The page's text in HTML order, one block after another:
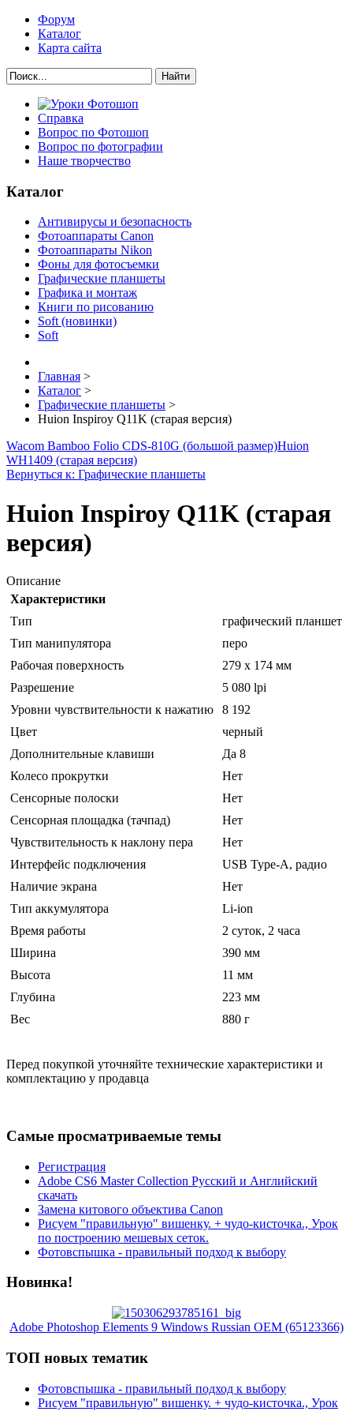
Форум
Каталог
Карта сайта
Найти
Справка
Вопрос по Фотошоп
Вопрос по фотографии
Наше творчество
Каталог
Антивирусы и безопасность
Фотоаппараты Canon
Фотоаппараты Nikon
Фоны для фотосъемки
Графические планшеты
Графика и монтаж
Книги по рисованию
Soft (новинки)
Soft
Главная >
Каталог >
Графические планшеты >
Huion Inspiroy Q11K (старая версия)
Wacom Bamboo Folio CDS-810G (большой размер)Huion
WH1409 (старая версия)
Вернуться к: Графические планшеты
Huion Inspiroy Q11K (старая
версия)
Описание
Характеристики
Тип
графический планшет
Тип манипулятора
перо
Рабочая поверхность
279 x 174 мм
Разрешение
5 080 lpi
Уровни чувствительности к нажатию
8 192
Цвет
черный
Дополнительные клавиши
Да 8
Колесо прокрутки
Нет
Сенсорные полоски
Нет
Сенсорная площадка (тачпад)
Нет
Чувствительность к наклону пера
Нет
Интерфейс подключения
USB Type-A, радио
Наличие экрана
Нет
Тип аккумулятора
Li-ion
Время работы
2 суток, 2 часа
Ширина
390 мм
Высота
11 мм
Глубина
223 мм
Вес
880 г
Перед покупкой уточняйте технические характеристики и
комплектацию у продавца
Самые просматриваемые темы
Регистрация
Adobe CS6 Master Collection Русский и Английский
скачать
Замена китового объектива Canon
Рисуем "правильную" вишенку. + чудо-кисточка., Урок
по построению мешевых сеток.
Фотовспышка - правильный подход к выбору
Новинка!
Adobe Photoshop Elements 9 Windows Russian OEM (65123366)
ТОП новых тематик
Фотовспышка - правильный подход к выбору
Рисуем "правильную" вишенку. + чудо-кисточка., Урок